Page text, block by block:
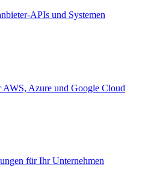
APIs und Systemen
Azure und Google Cloud
für Ihr Unternehmen